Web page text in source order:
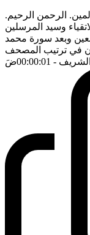
الرحمن الرحيم.
وسيد المرسلين
وبعد سورة محمد
في ترتيب المصحف
الشريف - 00:00:01 ضَ